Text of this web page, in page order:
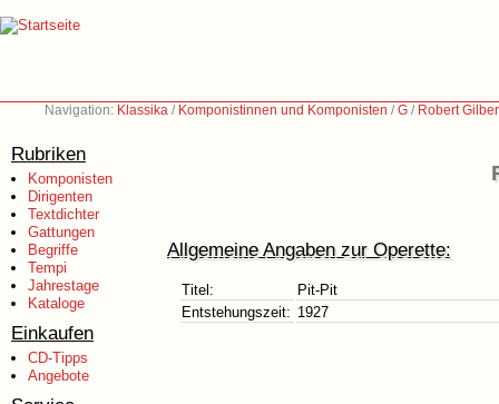
Navigation: Klassika / Komponistinnen und Komponisten /G / Robert
Rubriken
Komponisten
Dirigenten
Textdichter
Gattungen
Begriffe
Tempi
Jahrestage
Kataloge
Einkaufen
CD-Tipps
Angebote
Allgemeine Angaben zur Operette:
Titel:
Pit-Pit
Entstehungszeit: 1927